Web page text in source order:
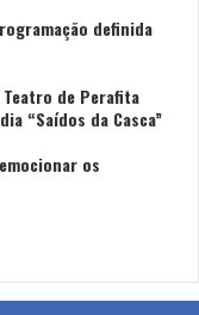
definida
Teatro de Perafita
“Saídos da Casca”
os